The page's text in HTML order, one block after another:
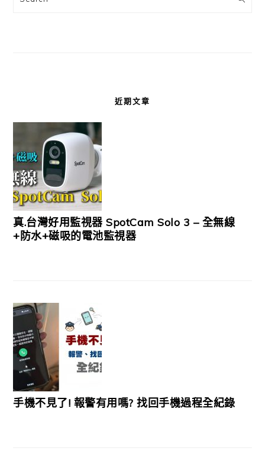
近期文章
真.台灣好用監視器 SpotCam Solo 3 – 全無線
+防水+磁吸的電池監視器
手機不見了! 報警有用嗎? 找回手機過程全紀錄